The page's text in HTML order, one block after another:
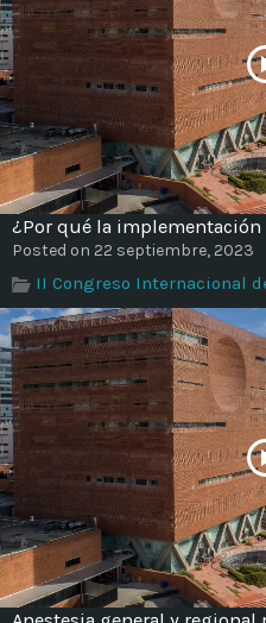
¿Por qué la
Posted on 22 septiembre, 2023
II Congreso Internacional